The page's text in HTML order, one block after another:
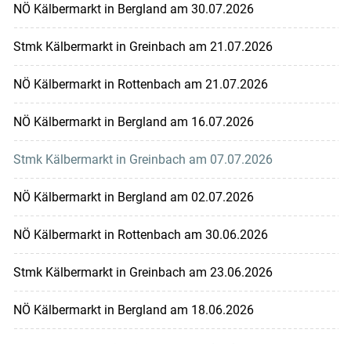
NÖ Kälbermarkt in Bergland am 30.07.2026
Stmk Kälbermarkt in Greinbach am 21.07.2026
NÖ Kälbermarkt in Rottenbach am 21.07.2026
NÖ Kälbermarkt in Bergland am 16.07.2026
Stmk Kälbermarkt in Greinbach am 07.07.2026
NÖ Kälbermarkt in Bergland am 02.07.2026
NÖ Kälbermarkt in Rottenbach am 30.06.2026
Stmk Kälbermarkt in Greinbach am 23.06.2026
NÖ Kälbermarkt in Bergland am 18.06.2026